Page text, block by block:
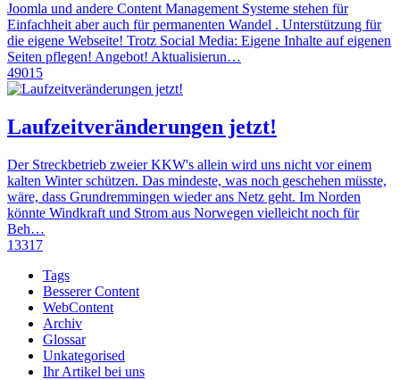
Joomla und andere Content Management Systeme stehen für
Einfachheit aber auch für permanenten Wandel . Unterstützung für
die eigene Webseite! Trotz Social Media: Eigene Inhalte auf eigenen
Seiten pflegen! Angebot! Aktualisierun…
49015
Laufzeitveränderungen jetzt!
Der Streckbetrieb zweier KKW's allein wird uns nicht vor einem
kalten Winter schützen. Das mindeste, was noch geschehen müsste,
wäre, dass Grundremmingen wieder ans Netz geht. Im Norden
könnte Windkraft und Strom aus Norwegen vielleicht noch für
Beh…
13317
Tags
Besserer Content
WebContent
Archiv
Glossar
Unkategorised
Ihr Artikel bei uns